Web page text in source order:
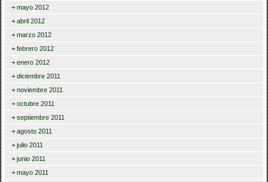
mayo 2012
abril 2012
marzo 2012
febrero 2012
enero 2012
diciembre 2011
noviembre 2011
octubre 2011
septiembre 2011
agosto 2011
julio 2011
junio 2011
mayo 2011